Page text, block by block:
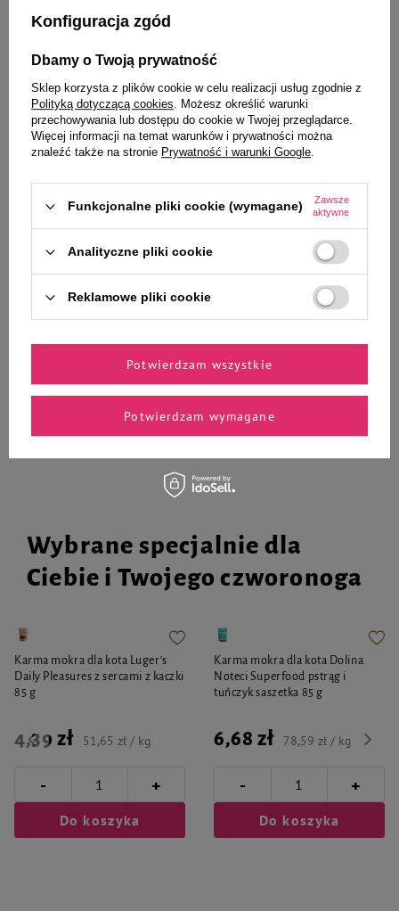
To także ucieszy Twojego
pupila
sterylizacji indyk z przepiórką i
zieloną herbatą Dolina Noteci
6,84 zł 80,47 zł / kg
+
MAU Mus Karma mokra dla kota
sarna z fioletową marchewką i
kolendrą 85 g
4,03 zł 47,41 zł / kg
-
Wybrane specjalnie dla
Ciebie i Twojego czworonoga
Karma mokra dla kota Luger's
Daily Pleasures z sercami z kaczki
85 g
4,39 zł 51,65 zł / kg
- +
Do koszyka
Karma mokra dla kota Dolina
Noteci Superfood pstrąg i
tuńczyk saszetka 85 g
6,68 zł 78,59 zł / kg
- +
Do koszyka
Konfiguracja zgód
Dbamy o Twoją prywatność
Sklep korzysta z plików cookie w celu realizacji usług zgodnie z
Polityką dotyczącą cookies. Możesz określić warunki
przechowywania lub dostępu do cookie w Twojej przeglądarce.
Więcej informacji na temat warunków i prywatności można
znaleźć także na stronie Prywatność i warunki Google.
Funkcjonalne pliki cookie (wymagane)
Zawsze
aktywne
Analityczne pliki cookie
Reklamowe pliki cookie
Potwierdzam wymagane
Potwierdzam wszystkie